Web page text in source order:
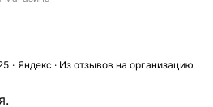
ж
о
Яндекс · Из отзывов на организацию